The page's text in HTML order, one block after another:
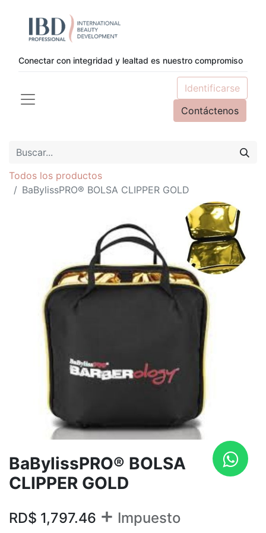
Conectar con integridad y lealtad es nuestro compromiso
Identificarse
Contáctenos
Todos los productos
BaBylissPRO® BOLSA CLIPPER GOLD
BaBylissPRO® BOLSA
CLIPPER GOLD
RD$ 1,797.46 + Impuesto